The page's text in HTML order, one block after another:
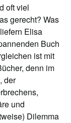
oft viel
gerecht? Was
Elisa
Buch
ist mit
denn im
der
und
Dilemma